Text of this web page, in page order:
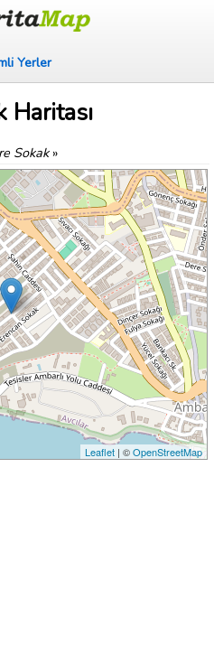
Yerler
Haritası
Sokak»
Leaflet| ©OpenStreetMap